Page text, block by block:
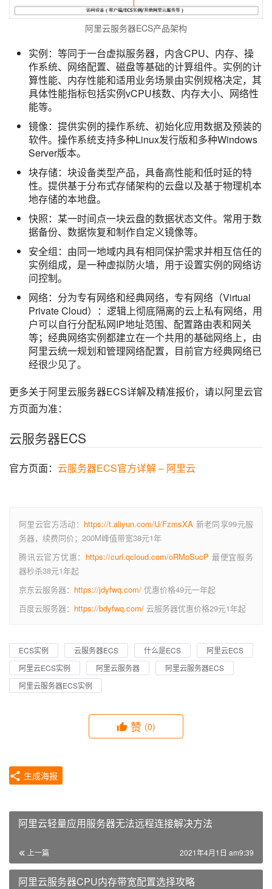
阿里云服务器ECS产品架构
实例：等同于一台虚拟服务器，内含CPU、内存、操
作系统、网络配置、磁盘等基础的计算组件。实例的计
算性能、内存性能和适用业务场景由实例规格决定，其
具体性能指标包括实例vCPU核数、内存大小、网络性
能等。
镜像：提供实例的操作系统、初始化应用数据及预装的
软件。操作系统支持多种Linux发行版和多种Windows
Server版本。
块存储：块设备类型产品，具备高性能和低时延的特
性。提供基于分布式存储架构的云盘以及基于物理机本
地存储的本地盘。
快照：某一时间点一块云盘的数据状态文件。常用于数
据备份、数据恢复和制作自定义镜像等。
安全组：由同一地域内具有相同保护需求并相互信任的
实例组成，是一种虚拟防火墙，用于设置实例的网络访
问控制。
网络：分为专有网络和经典网络，专有网络（Virtual
Private Cloud）：逻辑上彻底隔离的云上私有网络，用
户可以自行分配私网IP地址范围、配置路由表和网关
等；经典网络实例都建立在一个共用的基础网络上，由
阿里云统一规划和管理网络配置，目前官方经典网络已
经很少见了。
更多关于阿里云服务器ECS详解及精准报价，请以阿里云官
方页面为准：
云服务器ECS
官方页面： 云服务器ECS官方详解 – 阿里云
阿里云官方活动： https://t.aliyun.com/U/FzmsXA 新老同享99元服
务器，续费同价；200M峰值带宽38元1年
腾讯云官方优惠： https://curl.qcloud.com/oRMoSucP 最便宜服务
器秒杀38元1年起
京东云服务器： https://jdyfwq.com/ 优惠价格49元一年起
百度云服务器： https://bdyfwq.com/ 云服务器优惠价格29元1年起
ECS实例 云服务器ECS 什么是ECS
阿里云ECS
阿里云ECS实例
阿里云服务器
阿里云服务器ECS
阿里云服务器ECS实例
赞 (0)
生成海报
阿里云轻量应用服务器无法远程连接解决方法
上一篇 2021年4月1日 am9:39
阿里云服务器CPU内存带宽配置选择攻略